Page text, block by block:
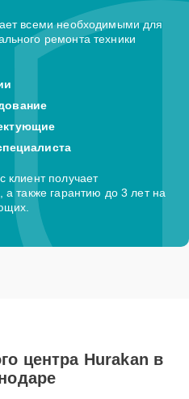
всеми необходимыми для
ремонта техники
получает
а также гарантию до 3 лет на
центра Hurakan в